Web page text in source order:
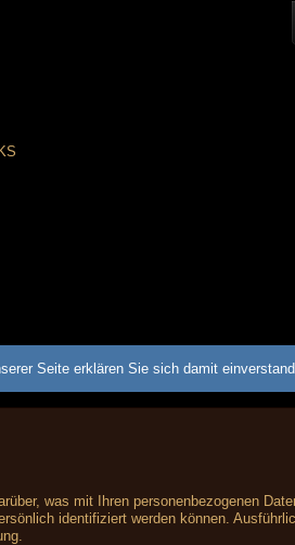
Seite erklären Sie sich damit
was mit Ihren personenbezogenen
identifiziert werden können.